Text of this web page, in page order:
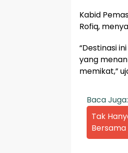
Kabid
Rofiq,
“Destinasi
yang
memikat,”
Baca Juga:
Tak
Bersama